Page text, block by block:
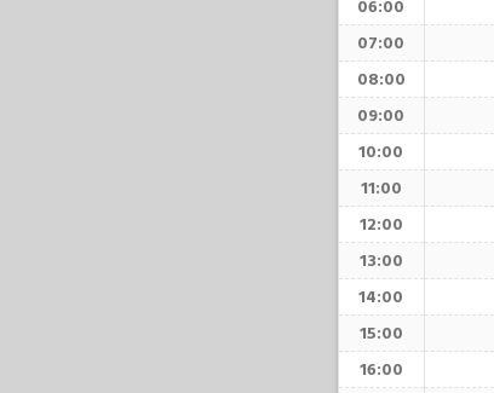
06:00
07:00
08:00
09:00
10:00
11:00
12:00
13:00
14:00
15:00
16:00